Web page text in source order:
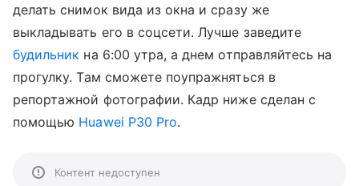
делать снимок вида из окна и сразу же
выкладывать его в соцсети. Лучше заведите
будильник на 6:00 утра, а днем отправляйтесь на
прогулку. Там сможете поупражняться в
репортажной фотографии. Кадр ниже сделан с
помощью Huawei P30 Pro.
Контент недоступен